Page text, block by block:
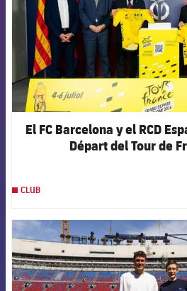
El FC Barcelona y el RCD
Départ del Tour de
CLUB
FCB